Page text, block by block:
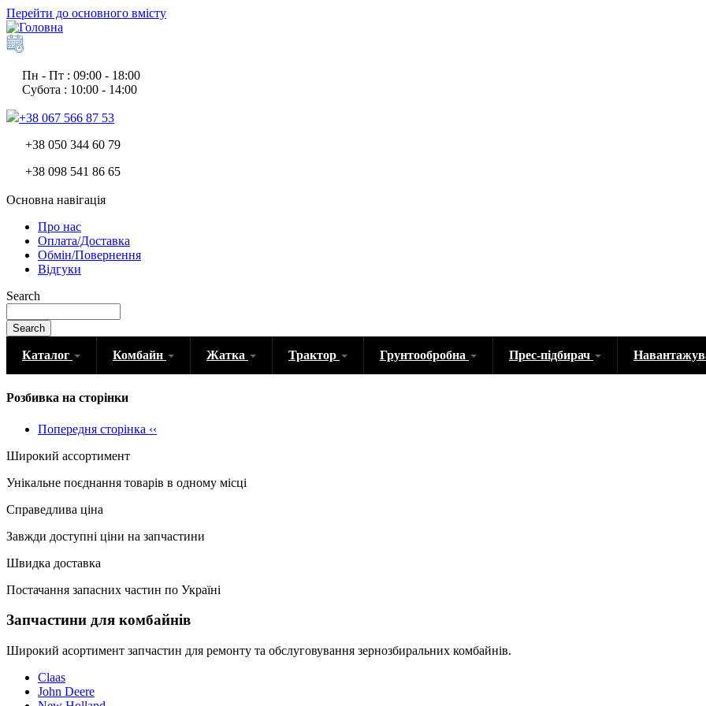
Перейти до основного вмісту
Пн - Пт : 09:00 - 18:00
Субота : 10:00 - 14:00
+38 067 566 87 53
+38 050 344 60 79
+38 098 541 86 65
Основна навігація
Про нас
Оплата/Доставка
Обмін/Повернення
Відгуки
Search
Search
Каталог Комбайн Жатка Трактор Грунтообробна Прес-підбирач
Розбивка на сторінки
Попередня сторінка ‹‹
Широкий ассортимент
Унікальне поєднання товарів в одному місці
Справедлива ціна
Завжди доступні ціни на запчастини
Швидка доставка
Постачання запасних частин по Україні
Запчастини для комбайнів
Широкий асортимент запчастин для ремонту та обслуговування зернозбиральних комбайнів.
Claas
John Deere